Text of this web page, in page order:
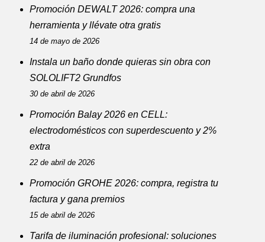
Promoción DEWALT 2026: compra una
herramienta y llévate otra gratis
14 de mayo de 2026
Instala un baño donde quieras sin obra con
SOLOLIFT2 Grundfos
30 de abril de 2026
Promoción Balay 2026 en CELL:
electrodomésticos con superdescuento y 2%
extra
22 de abril de 2026
Promoción GROHE 2026: compra, registra tu
factura y gana premios
15 de abril de 2026
Tarifa de iluminación profesional: soluciones